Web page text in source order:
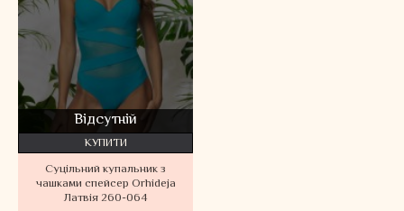
Відсутній
Суцільний купальник з
чашками спейсер Orhideja
Латвія 260-064
КУПИТИ